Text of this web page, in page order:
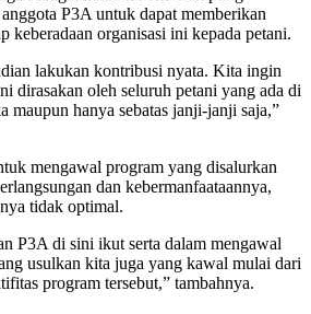
P3A untuk dapat memberikan
keberadaan organisasi ini kepada petani.
lakukan kontribusi nyata. Kita ingin
dirasakan oleh seluruh petani yang ada di
maupun hanya sebatas janji-janji saja,”
mengawal program yang disalurkan
dan kebermanfaataannya,
tidak optimal.
P3A di sini ikut serta dalam mengawal
usulkan kita juga yang kawal mulai dari
program tersebut,” tambahnya.